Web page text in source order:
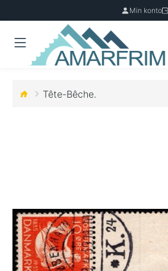
Min konto
Tête-Bêche.